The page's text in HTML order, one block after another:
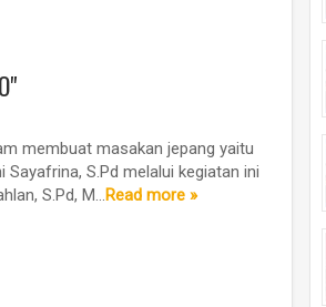
membuat masakan jepang yaitu
S.Pd melalui kegiatan ini
S.Pd, M...Read more »